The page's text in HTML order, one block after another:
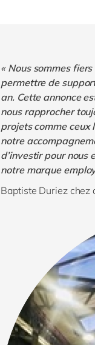
« Nous sommes
permettre de
an. Cette annonce
nous rapprocher
projets comme ceux
notre
d’investir pour nous
notre marque
Baptiste Duriez chez